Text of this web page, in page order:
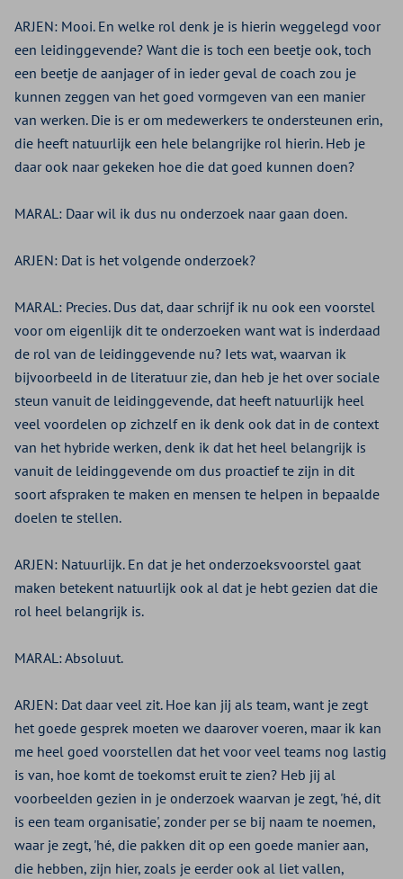
ARJEN: Mooi. En welke rol denk je is hierin weggelegd voor
een leidinggevende? Want die is toch een beetje ook, toch
een beetje de aanjager of in ieder geval de coach zou je
kunnen zeggen van het goed vormgeven van een manier
van werken. Die is er om medewerkers te ondersteunen erin,
die heeft natuurlijk een hele belangrijke rol hierin. Heb je
daar ook naar gekeken hoe die dat goed kunnen doen?
MARAL: Daar wil ik dus nu onderzoek naar gaan doen.
ARJEN: Dat is het volgende onderzoek?
MARAL: Precies. Dus dat, daar schrijf ik nu ook een voorstel
voor om eigenlijk dit te onderzoeken want wat is inderdaad
de rol van de leidinggevende nu? Iets wat, waarvan ik
bijvoorbeeld in de literatuur zie, dan heb je het over sociale
steun vanuit de leidinggevende, dat heeft natuurlijk heel
veel voordelen op zichzelf en ik denk ook dat in de context
van het hybride werken, denk ik dat het heel belangrijk is
vanuit de leidinggevende om dus proactief te zijn in dit
soort afspraken te maken en mensen te helpen in bepaalde
doelen te stellen.
ARJEN: Natuurlijk. En dat je het onderzoeksvoorstel gaat
maken betekent natuurlijk ook al dat je hebt gezien dat die
rol heel belangrijk is.
MARAL:Absoluut.
ARJEN: Dat daar veel zit. Hoe kan jij als team, want je zegt
het goede gesprek moeten we daarover voeren, maar ik kan
me heel goed voorstellen dat het voor veel teams nog lastig
is van, hoe komt de toekomst eruit te zien? Heb jij al
voorbeelden gezien in je onderzoek waarvan je zegt, 'hé, dit
is een team organisatie', zonder per se bij naam te noemen,
waar je zegt, 'hé, die pakken dit op een goede manier aan,
die hebben, zijn hier, zoals je eerder ook al liet vallen,